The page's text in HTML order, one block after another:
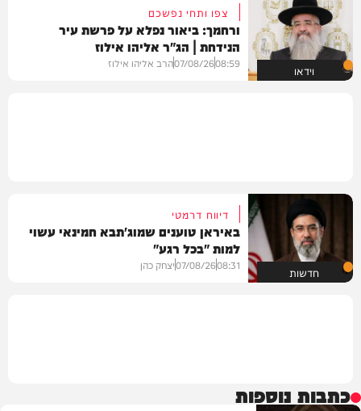
וידאו
צפו ותחי נפשכם
ורחמך: ביאור נפלא על פרשת עיר
הנידחת | הג"ר אליהו אילוז
08:59
07/08/26הרב אליהו אילוז
חדשות
דיווח דרמטי
באיראן טוענים שמוג'תבא חמינאי עשוי
למות "בכל רגע"
08:31
07/08/26יצחק כהן
כתבות נוספות